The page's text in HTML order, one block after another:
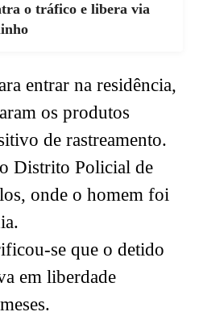
o tráfico e libera via
entrar na residência,
os produtos
de rastreamento.
Distrito Policial de
onde o homem foi
se que o detido
em liberdade